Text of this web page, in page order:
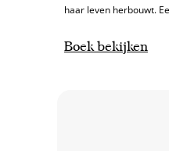
haar leven herbouwt.
Boek bekijken